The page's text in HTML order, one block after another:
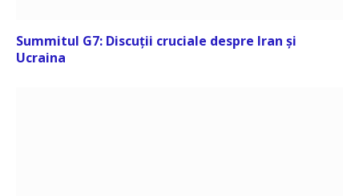
Summitul G7: Discuții cruciale despre Iran și
Ucraina